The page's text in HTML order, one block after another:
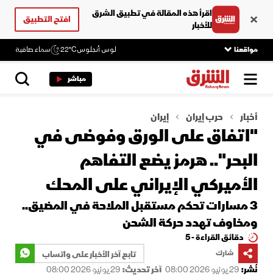
اقرأ هذه المقالة في تطبيق الشرق
للأخبار
افتح التطبيق
مواقعنا لوس أنجلوس22°C سماء صافية
مباشر
أخبار حرب إيران إيران
"اتفاق على الورق وفوضى في
البحر".. هرمز يضع التفاهم
الأميركي الإيراني على المحك
3 مسارات تحكم مستقبل الملاحة في المضيق..
ومخاوف تهدد حركة الشحن
دقائق القراءة - 5
شارك
تابع آخر الأخبار على واتساب
نُشر:29 يونيو 2026 08:00 آخر تحديث:29 يونيو 2026 08:00